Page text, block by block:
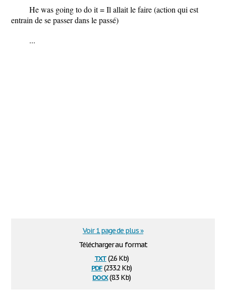
He was going to do it = Il allait le faire (action qui est
entrain de se passer dans le passé)
...
Télécharger au format
txt(2.6 Kb)
pdf(233.2 Kb)
docx(8.3 Kb)
Voir 1 page de plus »